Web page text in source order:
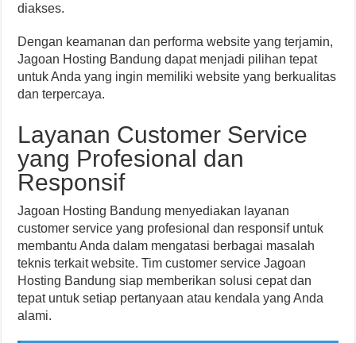
diakses.
Dengan keamanan dan performa website yang terjamin,
Jagoan Hosting Bandung dapat menjadi pilihan tepat
untuk Anda yang ingin memiliki website yang berkualitas
dan terpercaya.
Layanan Customer Service
yang Profesional dan
Responsif
Jagoan Hosting Bandung menyediakan layanan
customer service yang profesional dan responsif untuk
membantu Anda dalam mengatasi berbagai masalah
teknis terkait website. Tim customer service Jagoan
Hosting Bandung siap memberikan solusi cepat dan
tepat untuk setiap pertanyaan atau kendala yang Anda
alami.